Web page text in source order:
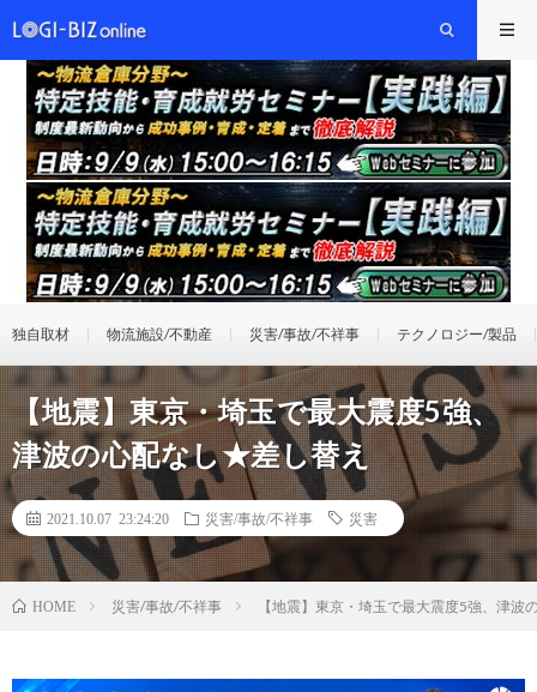
独自取材 物流施設/不動産 災害/事故/不祥事 テクノロジー/製品
【地震】東京・埼玉で最大震度5強、
津波の心配なし★差し替え
2021.10.07 23:24:20 災害/事故/不祥事 災害
HOME 災害/事故/不祥事 【地震】東京・埼玉で最大震度5強、津